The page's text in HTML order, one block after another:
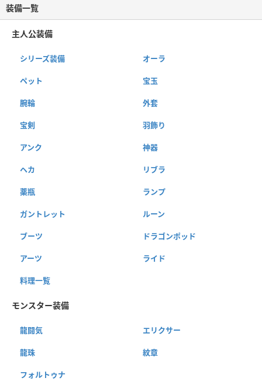
装備一覧
主人公装備
シリーズ装備 オーラ
ペット 宝玉
腕輪 外套
宝剣 羽飾り
アンク 神器
ヘカ リブラ
薬瓶 ランプ
ガントレット ルーン
ブーツ ドラゴンポッド
アーツ ライド
料理一覧
モンスター装備
龍闘気 エリクサー
龍珠 紋章
フォルトゥナ